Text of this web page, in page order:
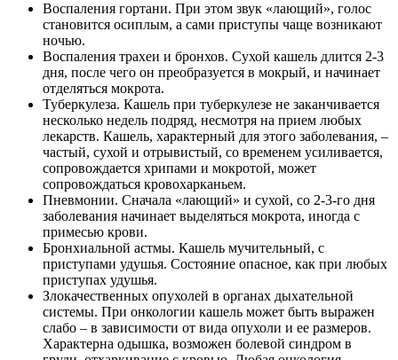
Воспаления гортани. При этом звук «лающий», голос
становится осиплым, а сами приступы чаще возникают
ночью.
Воспаления трахеи и бронхов. Сухой кашель длится 2-3
дня, после чего он преобразуется в мокрый, и начинает
отделяться мокрота.
Туберкулеза. Кашель при туберкулезе не заканчивается
несколько недель подряд, несмотря на прием любых
лекарств. Кашель, характерный для этого заболевания, –
частый, сухой и отрывистый, со временем усиливается,
сопровождается хрипами и мокротой, может
сопровождаться кровохарканьем.
Пневмонии. Сначала «лающий» и сухой, со 2-3-го дня
заболевания начинает выделяться мокрота, иногда с
примесью крови.
Бронхиальной астмы. Кашель мучительный, с
приступами удушья. Состояние опасное, как при любых
приступах удушья.
Злокачественных опухолей в органах дыхательной
системы. При онкологии кашель может быть выражен
слабо – в зависимости от вида опухоли и ее размеров.
Характерна одышка, возможен болевой синдром в